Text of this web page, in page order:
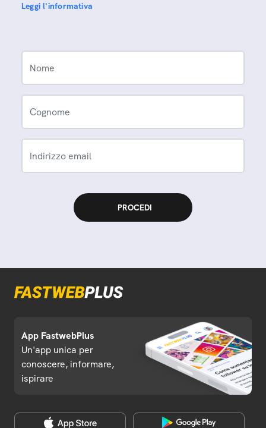
Leggi l'informativa
Nome
Cognome
Indirizzo email
App FastwebPlus
Un'app unica per
conoscere, informare,
ispirare